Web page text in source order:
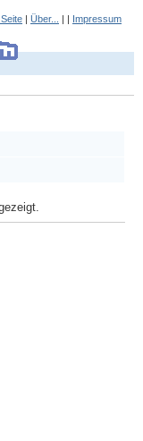
| Über... | | Impressum